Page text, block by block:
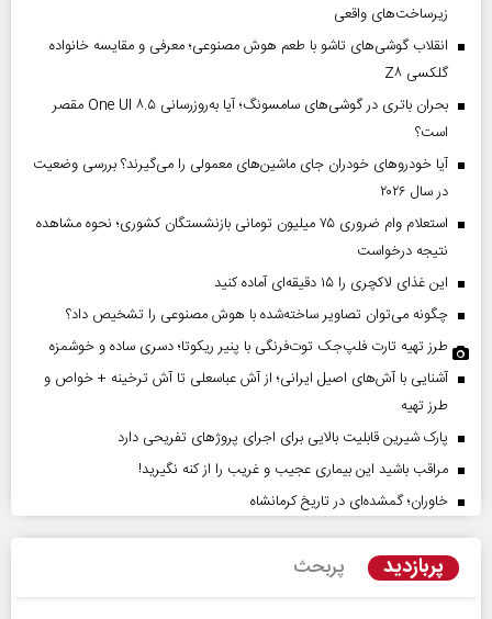
زیرساخت‌های واقعی
انقلاب گوشی‌های تاشو‌ با طعم هوش مصنوعی؛ معرفی و مقایسه خانواده
گلکسی Z۸
بحران باتری در گوشی‌های سامسونگ؛ آیا به‌روزرسانی One UI ۸.۵ مقصر
است؟
آیا خودروهای خودران جای ماشین‌های معمولی را می‌گیرند؟ بررسی وضعیت
در سال ۲۰۲۶
استعلام وام ضروری ۷۵ میلیون تومانی بازنشستگان کشوری؛ نحوه مشاهده
نتیجه درخواست
این غذای لاکچری را ۱۵ دقیقه‌ای آماده کنید
چگونه می‌توان تصاویر ساخته‌شده با هوش مصنوعی را تشخیص داد؟
طرز تهیه تارت فلپ‌جک توت‌فرنگی با پنیر ریکوتا؛ دسری ساده و خوشمزه
آشنایی با آش‌های اصیل ایرانی؛ از آش عباسعلی تا آش ترخینه + خواص و
طرز تهیه
پارک شیرین قابلیت‌ بالایی برای اجرای پروژهای تفریحی دارد
مراقب باشید این بیماری عجیب و غریب را از کنه نگیرید!
خاوران؛ گمشده‌ای در تاریخ کرمانشاه
پربازدید پربحث